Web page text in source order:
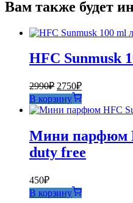
Вам также будет
HFC Sunmusk
2990₽ Первоначальная
цена
составляла
2990₽.
2750₽Текущая
цена:
2750₽.
В корзину
Мини парфюм
duty free
450₽
В корзину